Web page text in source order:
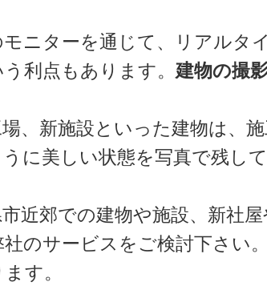
モニターを通じて、リアルタ
利点もあります。 建物の撮
、新施設といった建物は、
に美しい状態を写真で残し
近郊での建物や施設、新社
のサービスをご検討下さい
す。